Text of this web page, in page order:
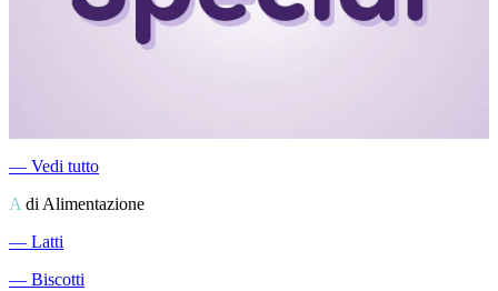
― Vedi tutto
A di Alimentazione
― Latti
― Biscotti